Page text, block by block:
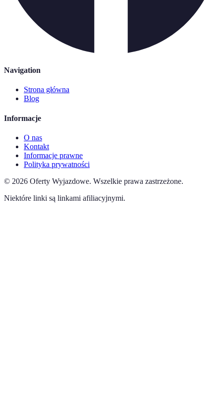
Navigation
Strona główna
Blog
Informacje
O nas
Kontakt
Informacje prawne
Polityka prywatności
© 2026 Oferty Wyjazdowe. Wszelkie prawa zastrzeżone.
Niektóre linki są linkami afiliacyjnymi.